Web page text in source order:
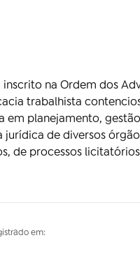
na Ordem dos
trabalhista
em planejamento,
de diversos
de processos
em: